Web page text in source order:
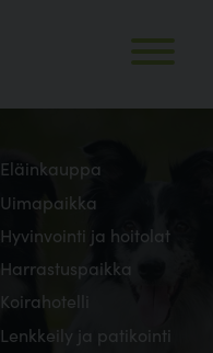
Eläinkauppa
Uimapaikka
Hyvinvointi ja hoitolat
Harrastuspaikka
Koirahotelli
Lenkkeily ja patikointi